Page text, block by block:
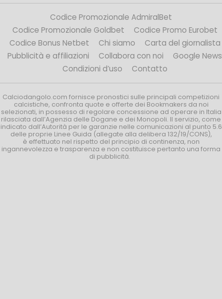
Codice Promozionale AdmiralBet
Codice Promozionale Goldbet
Codice Promo Eurobet
Codice Bonus Netbet
Chi siamo
Carta del giornalista
Pubblicità e affiliazioni
Collabora con noi
Google News
Condizioni d’uso
Contatto
Calciodangolo.com fornisce pronostici sulle principali competizioni
calcistiche, confronta quote e offerte dei Bookmakers da noi
selezionati, in possesso di regolare concessione ad operare in Italia
rilasciata dall’Agenzia delle Dogane e dei Monopoli. Il servizio, come
indicato dall’Autorità per le garanzie nelle comunicazioni al punto 5.6
delle proprie Linee Guida (allegate alla delibera 132/19/CONS),
è effettuato nel rispetto del principio di continenza, non
ingannevolezza e trasparenza e non costituisce pertanto una forma
di pubblicità.